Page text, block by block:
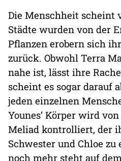
Die Menschheit scheint
Städte wurden von der
Pflanzen erobern sich
zurück. Obwohl Terra
nahe ist, lässt ihre
scheint es sogar darauf
jeden einzelnen
Younes‘ Körper wird
Meliad kontrolliert, der
Schwester und Chloe
noch mehr steht auf